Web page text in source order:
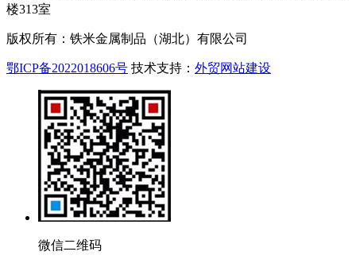
楼313室
版权所有：铁米金属制品（湖北）有限公司
鄂ICP备2022018606号 技术支持： 外贸网站建设
微信二维码